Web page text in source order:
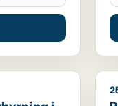
i Södermalm